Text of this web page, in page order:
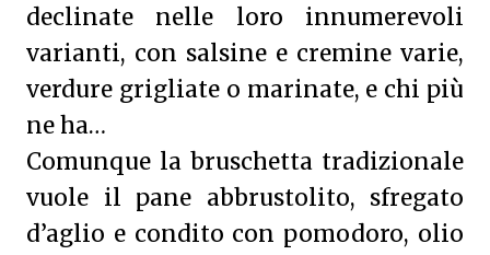
declinate nelle loro innumerevoli
varianti, con salsine e cremine varie,
verdure grigliate o marinate, e chi più
ne ha…
Comunque la bruschetta tradizionale
vuole il pane abbrustolito, sfregato
d’aglio e condito con pomodoro, olio